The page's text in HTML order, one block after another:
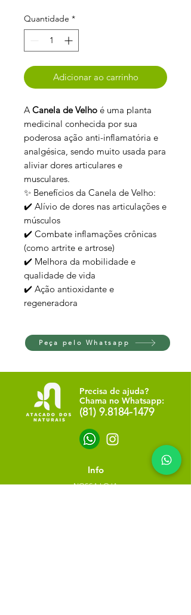
Quantidade *
Adicionar ao carrinho
A Canela de Velho é uma planta
medicinal conhecida por sua
poderosa ação anti-inflamatória e
analgésica, sendo muito usada para
aliviar dores articulares e
musculares.
✨ Benefícios da Canela de Velho:
✔️ Alívio de dores nas articulações e
músculos
✔️ Combate inflamações crônicas
(como artrite e artrose)
✔️ Melhora da mobilidade e
qualidade de vida
✔️ Ação antioxidante e
regeneradora
Peça pelo Whatsapp
Precisa de ajuda?
Chama no Whatsapp:
(81) 9.8184-1479
Info
NOSSA LOJA